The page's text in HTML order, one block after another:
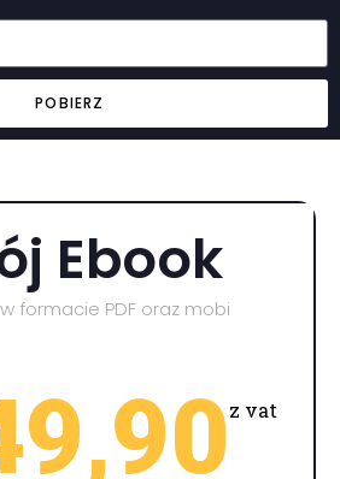
POBIERZ
Ebook
formacie PDF oraz mobi
z vat